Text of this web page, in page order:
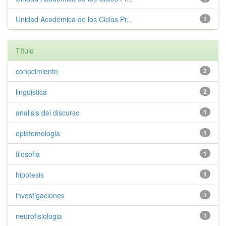
1
Unidad Académica de los Ciclos Pr...
Título
2
conocimiento
2
lingüistica
1
analisis del discurso
1
epistemologia
1
filosofia
1
hipotesis
1
investigaciones
1
neurofisiologia